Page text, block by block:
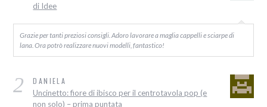
di Idee
Grazie per tanti preziosi consigli. Adoro lavorare a maglia cappelli e sciarpe di
lana. Ora potrò realizzare nuovi modelli, fantastico!
2 DANIELA
Uncinetto: fiore di ibisco per il centrotavola pop (e
non solo) – prima puntata